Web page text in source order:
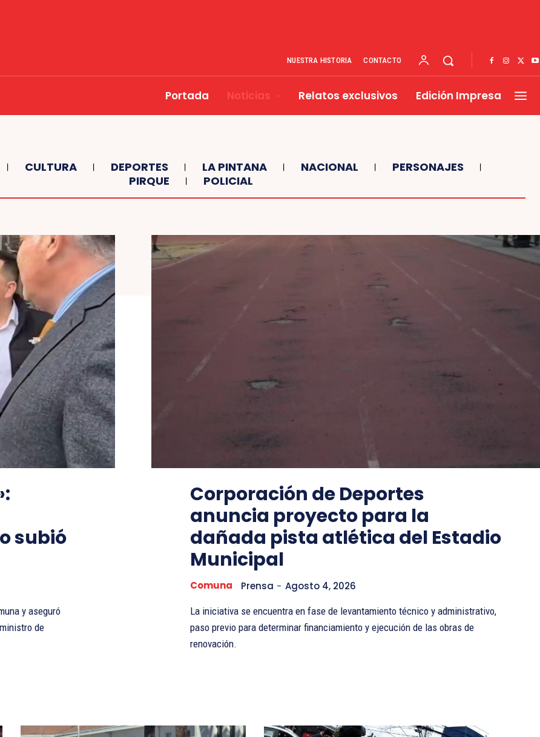
NUESTRA HISTORIA CONTACTO
Portada Noticias Relatos exclusivos Edición Impresa
CULTURA DEPORTES LA PINTANA NACIONAL
PERSONAJES
PIRQUE
POLICIAL
subió
y aseguró
de
Corporación de Deportes
anuncia proyecto para la
dañada pista atlética del Estadio
Municipal
Comuna Prensa - Agosto 4, 2026
La iniciativa se encuentra en fase de levantamiento técnico y administrativo,
paso previo para determinar financiamiento y ejecución de las obras de
renovación.